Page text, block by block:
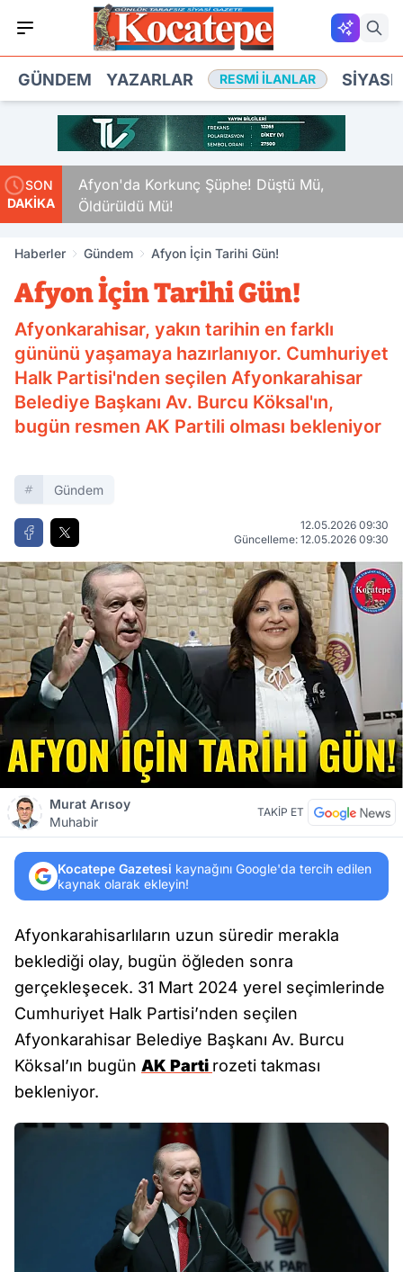
GÜNDEM YAZARLAR RESMI İLANLAR
SON
DAKİKA
Afyon'da Korkunç Şüphe! Düştü Mü,
Öldürüldü Mü!
Haberler Gündem Afyon İçin Tarihi Gün!
Afyon İçin Tarihi Gün!
Afyonkarahisar, yakın tarihin en farklı
gününü yaşamaya hazırlanıyor. Cumhuriyet
Halk Partisi'nden seçilen Afyonkarahisar
Belediye Başkanı Av. Burcu Köksal'ın,
bugün resmen AK Partili olması bekleniyor
Gündem
12.05.2026 09:30
Güncelleme: 12.05.2026 09:30
Murat Arısoy
Muhabir
TAKİP ET
Kocatepe Gazetesi kaynağını Google'da tercih edilen
kaynak olarak ekleyin!
Afyonkarahisarlıların uzun süredir merakla
beklediği olay, bugün öğleden sonra
gerçekleşecek. 31 Mart 2024 yerel seçimlerinde
Cumhuriyet Halk Partisi’nden seçilen
Afyonkarahisar Belediye Başkanı Av. Burcu
Köksal’ın bugün AK Parti rozeti takması
bekleniyor.